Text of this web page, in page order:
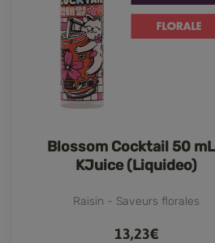
Blossom Cocktail 50
KJuice (Liquideo)
Raisin - Saveurs florales
13,23€